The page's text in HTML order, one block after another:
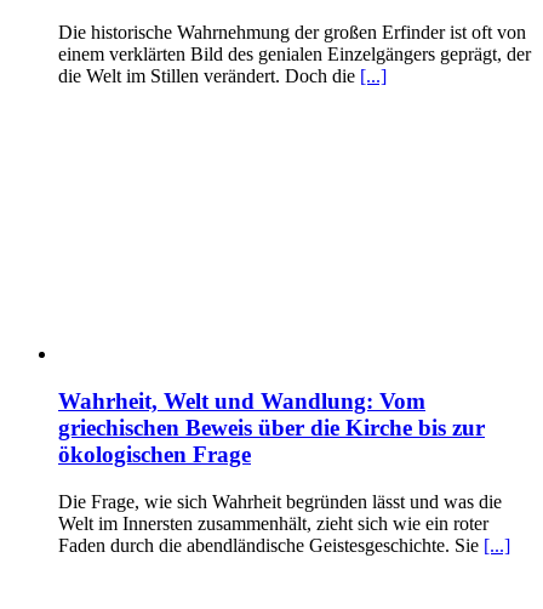
Die historische Wahrnehmung der großen Erfinder ist oft von
einem verklärten Bild des genialen Einzelgängers geprägt, der
die Welt im Stillen verändert. Doch die [...]
Wahrheit, Welt und Wandlung: Vom
griechischen Beweis über die Kirche bis zur
ökologischen Frage
Die Frage, wie sich Wahrheit begründen lässt und was die
Welt im Innersten zusammenhält, zieht sich wie ein roter
Faden durch die abendländische Geistesgeschichte. Sie [...]